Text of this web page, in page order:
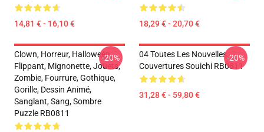
14,81 € - 16,10 € 18,29 € - 20,70 €
Clown, Horreur, Halloween,
Flippant, Mignonette, Jouets,
Zombie, Fourrure, Gothique,
Gorille, Dessin Animé,
Sanglant, Sang, Sombre
Puzzle RB0811
-20%
04 Toutes Les Nouvelles
Couvertures Souichi RB0811
31,28 € - 59,80 €
-20%